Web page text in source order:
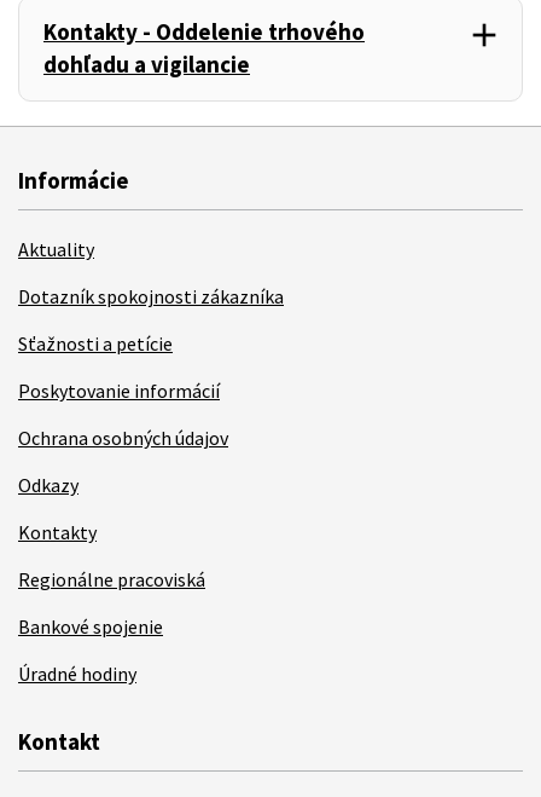
Kontakty - Oddelenie trhového
dohľadu a vigilancie
, add
Informácie
Aktuality
Dotazník spokojnosti zákazníka
Sťažnosti a petície
Poskytovanie informácií
Ochrana osobných údajov
Odkazy
Kontakty
Regionálne pracoviská
Bankové spojenie
Úradné hodiny
Kontakt